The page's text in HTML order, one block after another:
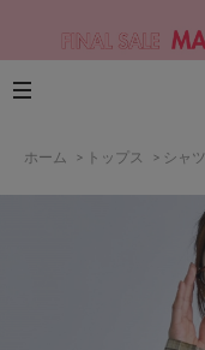
ホーム > トップス > シャツ